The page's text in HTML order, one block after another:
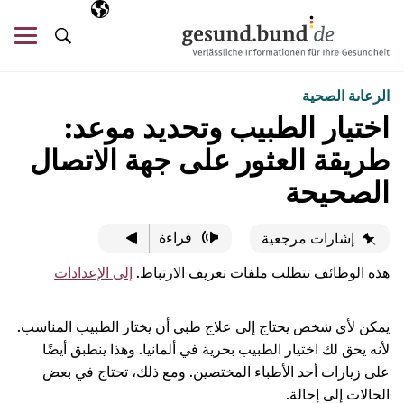
اللغة المختارة
AR
البحث
الرعاىة الصحية
اختيار الطبيب وتحديد موعد:
طريقة العثور على جهة الاتصال
الصحيحة
إشارات مرجعية قراءة
هذه الوظائف تتطلب ملفات تعريف الارتباط. إلى الإعدادات
يمكن لأي شخص يحتاج إلى علاج طبي أن يختار الطبيب المناسب.
لأنه يحق لك اختيار الطبيب بحرية في ألمانيا. وهذا ينطبق أيضًا
على زيارات أحد الأطباء المختصين. ومع ذلك، تحتاج في بعض
الحالات إلى إحالة.